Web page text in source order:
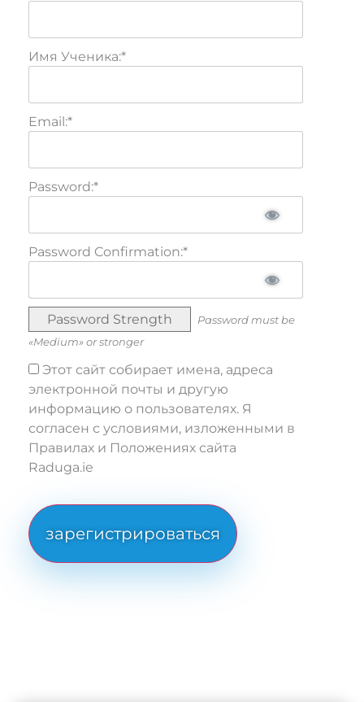
Имя Ученика:*
Email:*
Password:*
Password Confirmation:*
Password Strength
Password must be
«Medium» or stronger
Этот сайт собирает имена, адреса
электронной почты и другую
информацию о пользователях. Я
согласен с условиями, изложенными в
Правилах и Положениях сайта
Raduga.ie
No val